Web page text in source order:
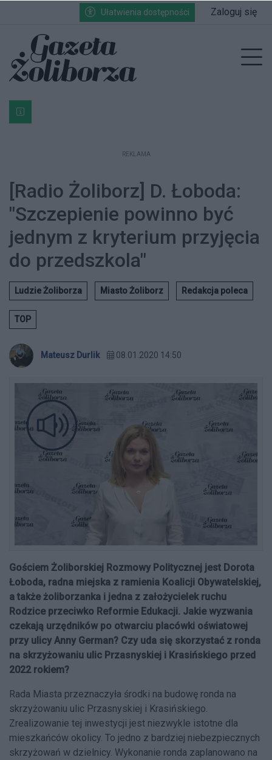
Przejdź do głównych treści
Przejdź do wyszukiwarki
Przejdź do głównego menuUłatwienia dostępności Zaloguj się
Bardzo ważna informacja dla podatników posiadających
REKLAMA
[Radio Żoliborz] D. Łoboda:
"Szczepienie powinno być
jednym z kryterium przyjęcia
do przedszkola"
Ludzie Żoliborza Miasto Żoliborz Redakcja poleca
TOP
Mateusz Durlik 08.01.2020 14:50
Gościem Żoliborskiej Rozmowy Politycznej jest Dorota
Łoboda, radna miejska z ramienia Koalicji Obywatelskiej,
a także żoliborzanka i jedna z założycielek ruchu
Rodzice przeciwko Reformie Edukacji. Jakie wyzwania
czekają urzędników po otwarciu placówki oświatowej
przy ulicy Anny German? Czy uda się skorzystać z ronda
na skrzyżowaniu ulic Przasnyskiej i Krasińskiego przed
2022 rokiem?
Rada Miasta przeznaczyła środki na budowę ronda na
skrzyżowaniu ulic Przasnyskiej i Krasińskiego.
Zrealizowanie tej inwestycji jest niezwykle istotne dla
mieszkańców okolicy. To jedno z bardziej niebezpiecznych
skrzyżowań w dzielnicy. Wykonanie ronda zaplanowano na